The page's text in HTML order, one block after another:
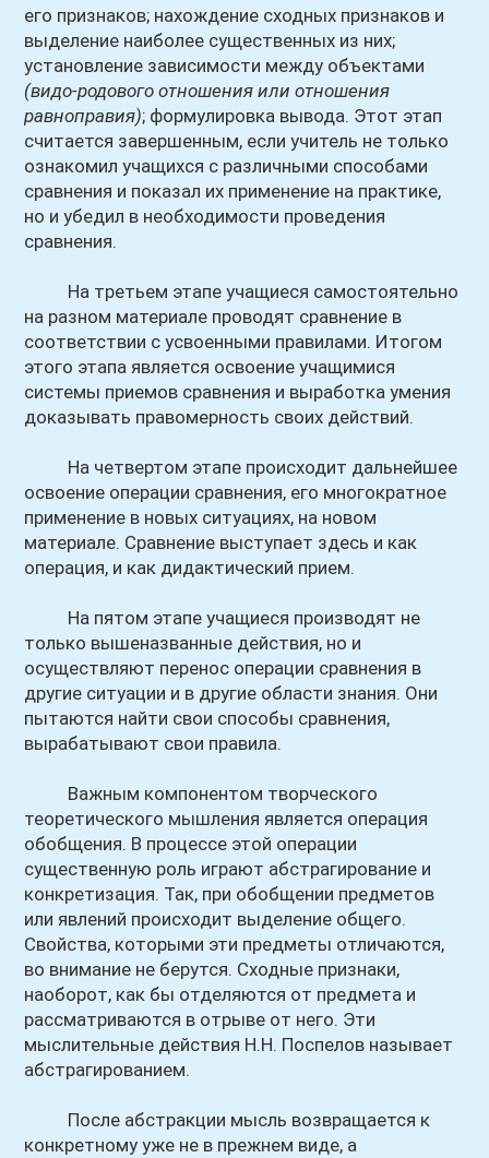
его признаков; нахождение сходных признаков и
выделение наиболее существенных из них;
установление зависимости между объектами
(видо-родового отношения или отношения
равноправия); формулировка вывода. Этот этап
считается завершенным, если учитель не только
ознакомил учащихся с различными способами
сравнения и показал их применение на практике,
но и убедил в необходимости проведения
сравнения.
На третьем этапе учащиеся самостоятельно
на разном материале проводят сравнение в
соответствии с усвоенными правилами. Итогом
этого этапа является освоение учащимися
системы приемов сравнения и выработка умения
доказывать правомерность своих действий.
На четвертом этапе происходит дальнейшее
освоение операции сравнения, его многократное
применение в новых ситуациях, на новом
материале. Сравнение выступает здесь и как
операция, и как дидактический прием.
На пятом этапе учащиеся производят не
только вышеназванные действия, но и
осуществляют перенос операции сравнения в
другие ситуации и в другие области знания. Они
пытаются найти свои способы сравнения,
вырабатывают свои правила.
Важным компонентом творческого
теоретического мышления является операция
обобщения. В процессе этой операции
существенную роль играют абстрагирование и
конкретизация. Так, при обобщении предметов
или явлений происходит выделение общего.
Свойства, которыми эти предметы отличаются,
во внимание не берутся. Сходные признаки,
наоборот, как бы отделяются от предмета и
рассматриваются в отрыве от него. Эти
мыслительные действия Н.Н. Поспелов называет
абстрагированием.
После абстракции мысль возвращается к
конкретному уже не в прежнем виде, а